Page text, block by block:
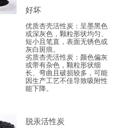
好坏
优质杏壳活性炭‌：呈墨黑色
或深灰色，颗粒形状均匀、
短小且笔直，表面无锈色或
灰白斑痕。
劣质杏壳活性炭‌：颜色偏灰
或带有杂色，颗粒形状细
长、弯曲且破损较多，可能
因生产工艺不佳导致吸附性
能下降。
脱汞活性炭